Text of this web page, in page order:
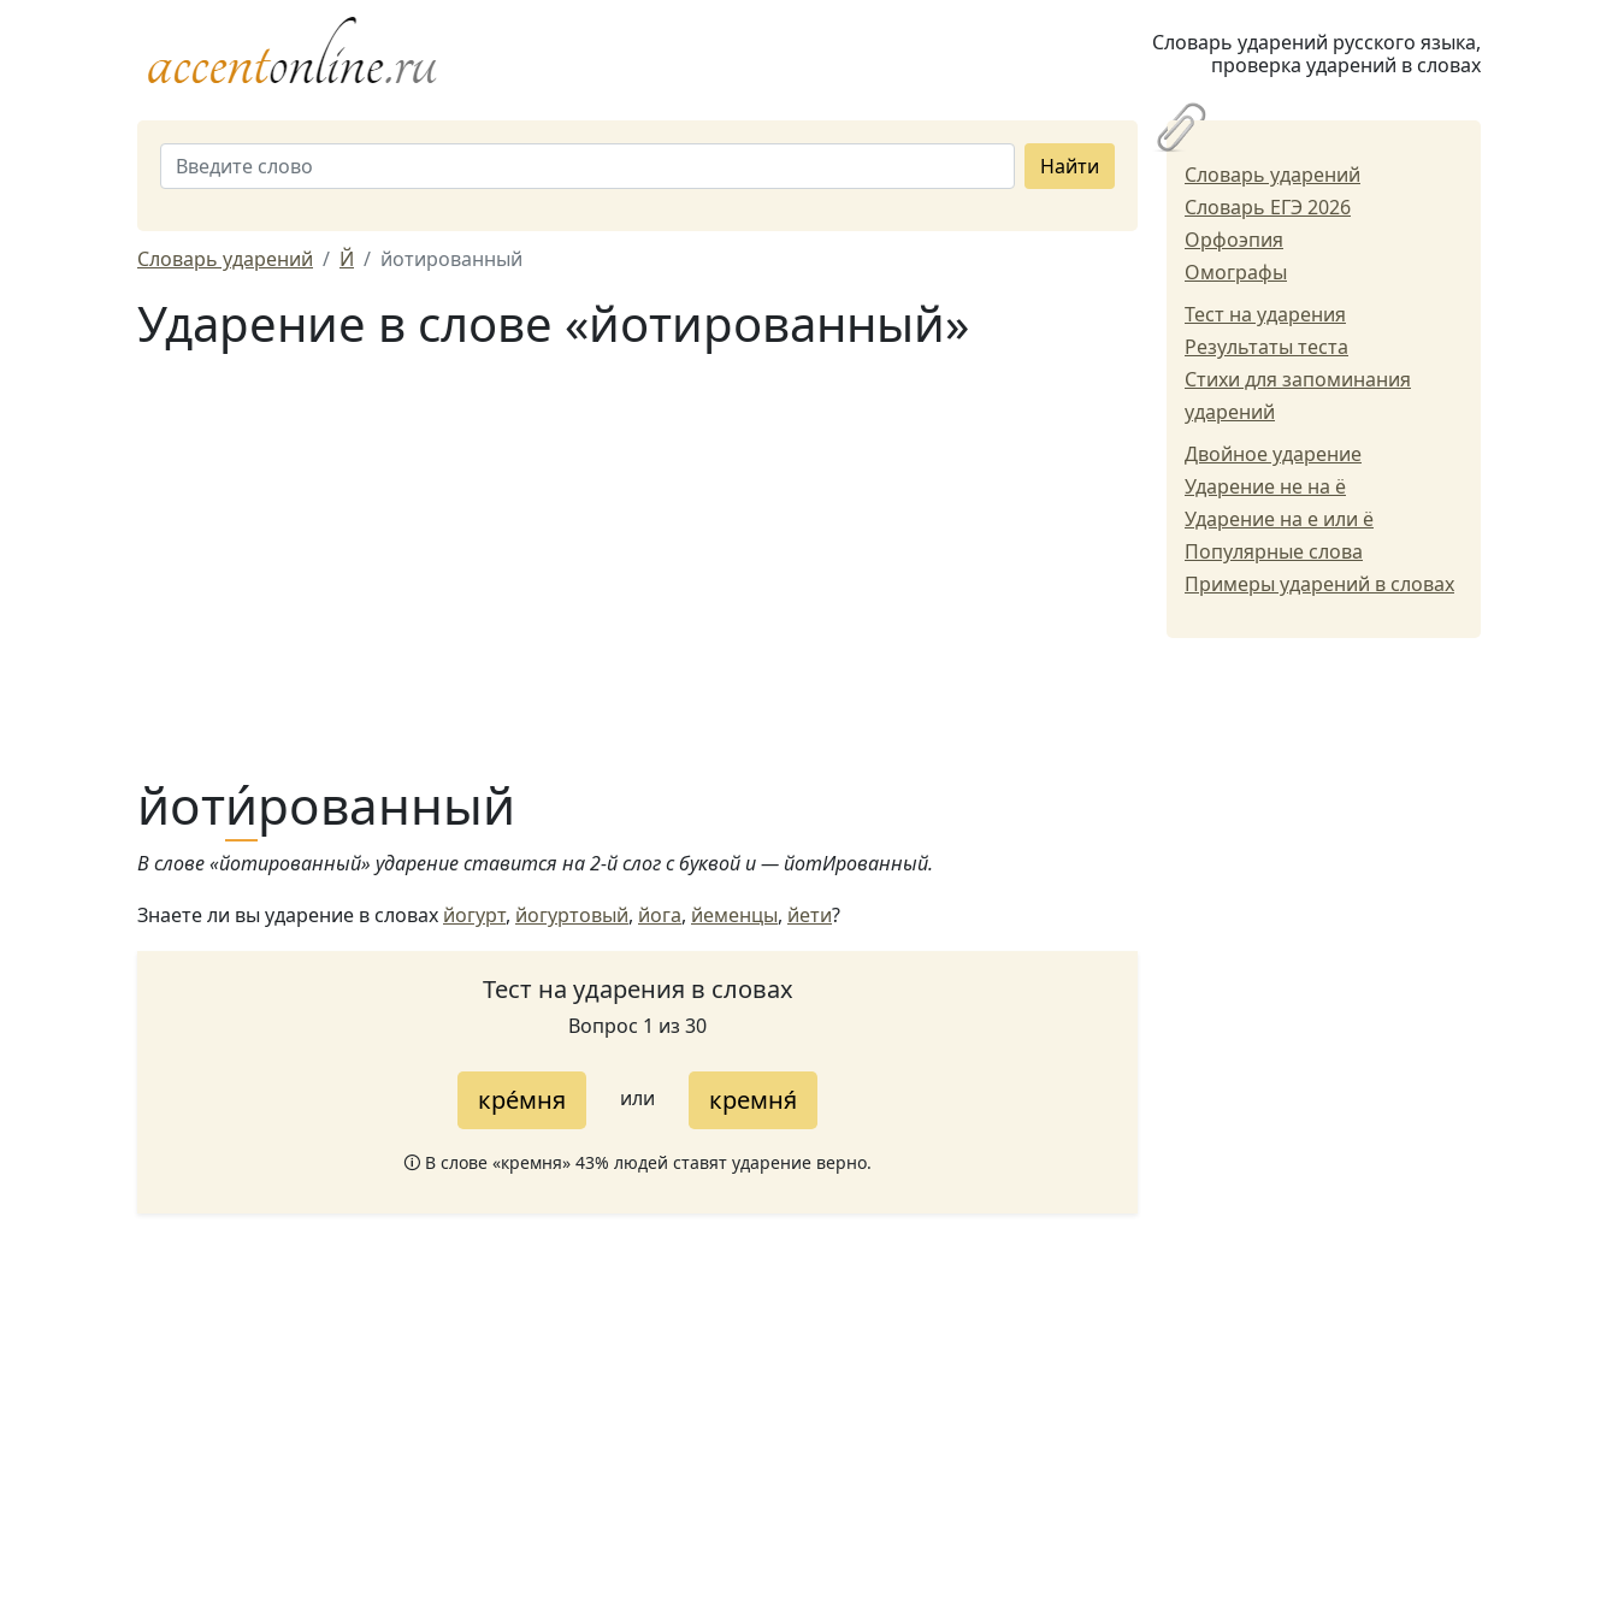
Словарь ударений русского языка,
проверка ударений в словах
Найти
Словарь ударений Й йотированный
Ударение в слове «йотированный»
йоти́рованный
В слове «йотированный» ударение ставится на 2-й слог с буквой и — йотИрованный.
Знаете ли вы ударение в словах йогурт, йогуртовый, йога, йеменцы, йети?
Тест на ударения в словах
Вопрос 1 из 30
кре́мня или кремня́
🛈 В слове «кремня» 43% людей ставят ударение верно.
Словарь ударений
Словарь ЕГЭ 2026
Орфоэпия
Омографы
Тест на ударения
Результаты теста
Стихи для запоминания
ударений
Двойное ударение
Ударение не на ё
Ударение на е или ё
Популярные слова
Примеры ударений в словах